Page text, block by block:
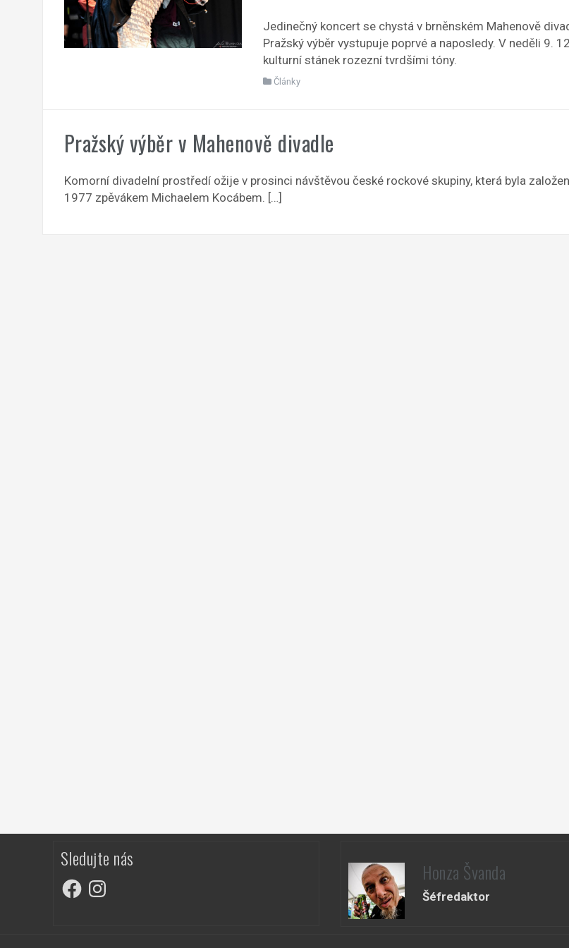
Jedinečný koncert se chystá v brněnském Mahenově
Pražský výběr vystupuje poprvé a naposledy. V neděli 9.
kulturní stánek rozezní tvrdšími tóny.
Články
Pražský výběr v Mahenově divadle
Komorní divadelní prostředí ožije v prosinci návštěvou české rockové skupiny, která byla
1977 zpěvákem Michaelem Kocábem. […]
Sledujte nás
FacebookInstagram Honza Švanda
Šéfredaktor